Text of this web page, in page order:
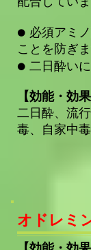
● 必須アミ
ことを防ぎ
● 二日酔い
【効能・効果
二日酔、流
毒、自家中毒
オドレミ